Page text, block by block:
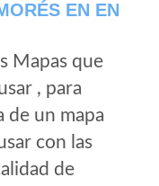
EN EN
Mapas que
, para
de un mapa
con las
de